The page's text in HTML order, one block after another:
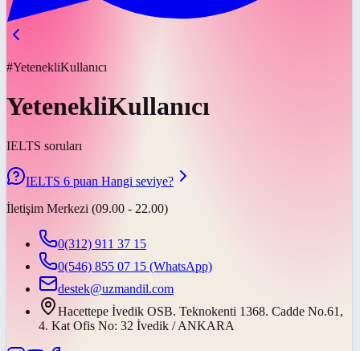
#YetenekliKullanıcı
YetenekliKullanıcı
IELTS soruları
IELTS 6 puan Hangi seviye?
İletişim Merkezi (09.00 - 22.00)
0(312) 911 37 15
0(546) 855 07 15 (WhatsApp)
destek@uzmandil.com
Hacettepe İvedik OSB. Teknokenti 1368. Cadde No.61,
4. Kat Ofis No: 32 İvedik / ANKARA